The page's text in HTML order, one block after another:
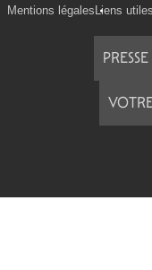
Mentions légales Liens utiles
PRESSE